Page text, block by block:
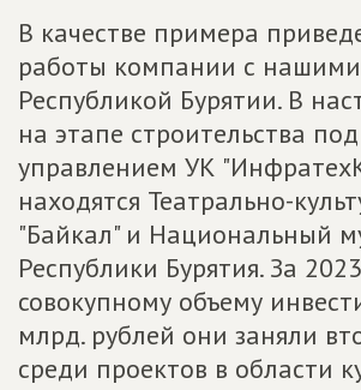
В качестве примера
работы компании с нашими
Республикой Бурятии. В
на этапе строительства под
управлением УК
находятся Театрально-
"Байкал" и Национальный
Республики Бурятия. За
совокупному объему
млрд. рублей они заняли
среди проектов в области